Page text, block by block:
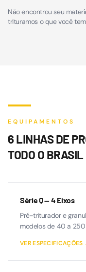
Não encontrou seu
trituramos o que você
EQUIPAMENTOS
6 LINHAS DE
TODO O BRASIL
Série Q — 4 Eixos
Pré-triturador e
modelos de 40 a 250
VER ESPECIFICAÇÕES